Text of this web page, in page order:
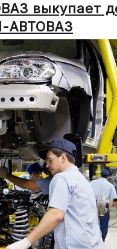
выкупает
АВТОВАЗ